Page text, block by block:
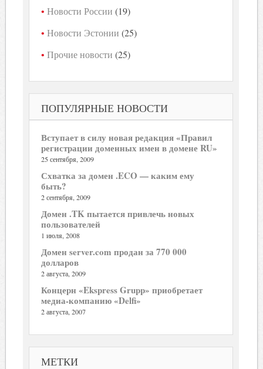
Новости России (19)
Новости Эстонии (25)
Прочие новости (25)
ПОПУЛЯРНЫЕ НОВОСТИ
Вступает в силу новая редакция «Правил
регистрации доменных имен в домене RU»
25 сентября, 2009
Схватка за домен .ECO — каким ему
быть?
2 сентября, 2009
Домен .TK пытается привлечь новых
пользователей
1 июля, 2008
Домен server.com продан за 770 000
долларов
2 августа, 2009
Концерн «Ekspress Grupp» приобретает
медиа-компанию «Delfi»
2 августа, 2007
МЕТКИ